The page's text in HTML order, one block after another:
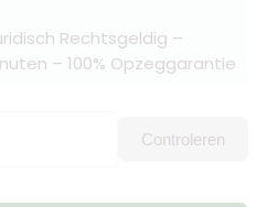
Rechtsgeldig –
– 100% Opzeggarantie
Controleren